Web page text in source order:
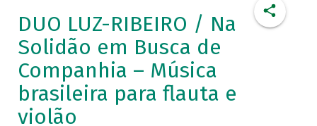
DUO LUZ-RIBEIRO / Na
Solidão em Busca de
Companhia – Música
brasileira para flauta e
violão